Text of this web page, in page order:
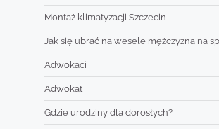
Montaż klimatyzacji Szczecin
Jak się ubrać na wesele mężczyzna na
Adwokaci
Adwokat
Gdzie urodziny dla dorosłych?